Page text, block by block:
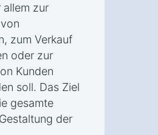
allem zur
zum Verkauf
oder zur
Kunden
soll. Das Ziel
gesamte
der